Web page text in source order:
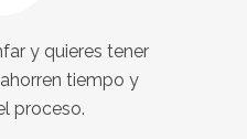
y quieres tener
tiempo y
proceso.